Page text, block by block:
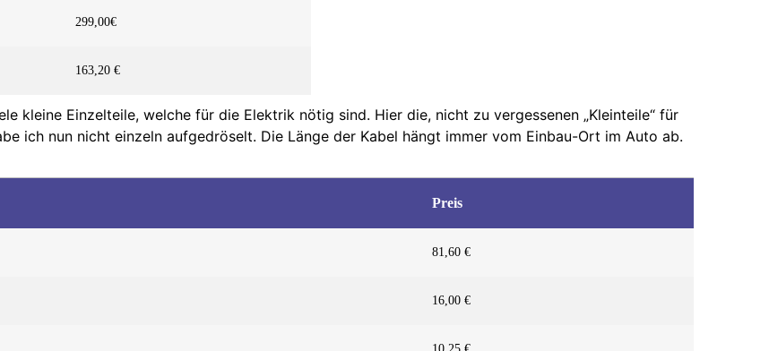
299,00€
163,20 €
kleine Einzelteile, welche für die Elektrik nötig sind. Hier die, nicht zu vergessenen „Kleinteile“ für
ich nun nicht einzeln aufgedröselt. Die Länge der Kabel hängt immer vom Einbau-Ort im Auto ab.
Preis
81,60 €
16,00 €